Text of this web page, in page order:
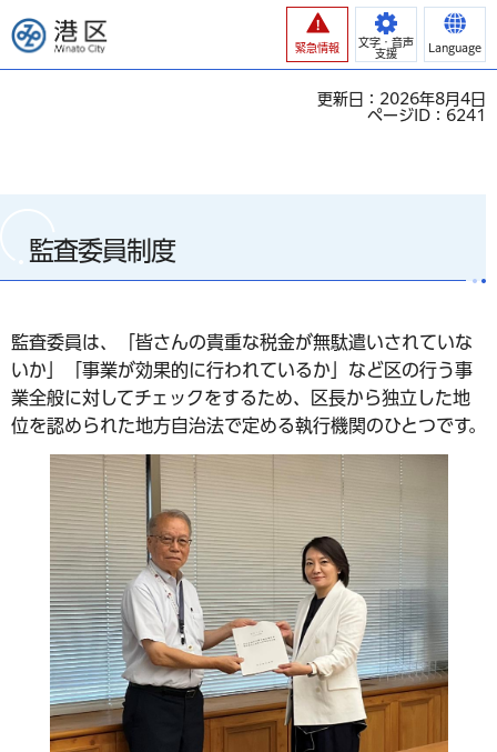
港区
緊急情報
文字・音声
支援
Language
更新日：2026年8月4日
ページID：6241
監査委員制度
監査委員は、「皆さんの貴重な税金が無駄遣いされていな
いか」「事業が効果的に行われているか」など区の行う事
業全般に対してチェックをするため、区長から独立した地
位を認められた地方自治法で定める執行機関のひとつです。